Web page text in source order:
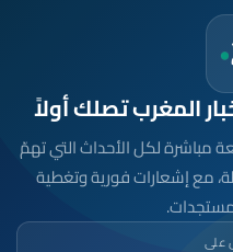
يوفّر لكم متابعة مباشرة لكل الأحداث التي تهمّ
مع إشعارات فورية وتغطية
على